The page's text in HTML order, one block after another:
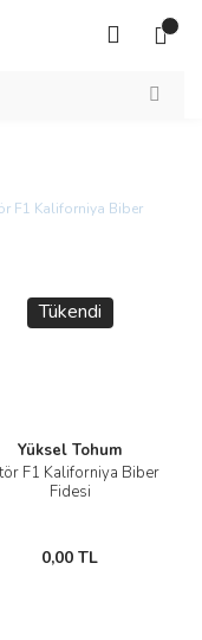
Tükendi
Yüksel Tohum
F1 Kaliforniya Biber
Fidesi
0,00 TL